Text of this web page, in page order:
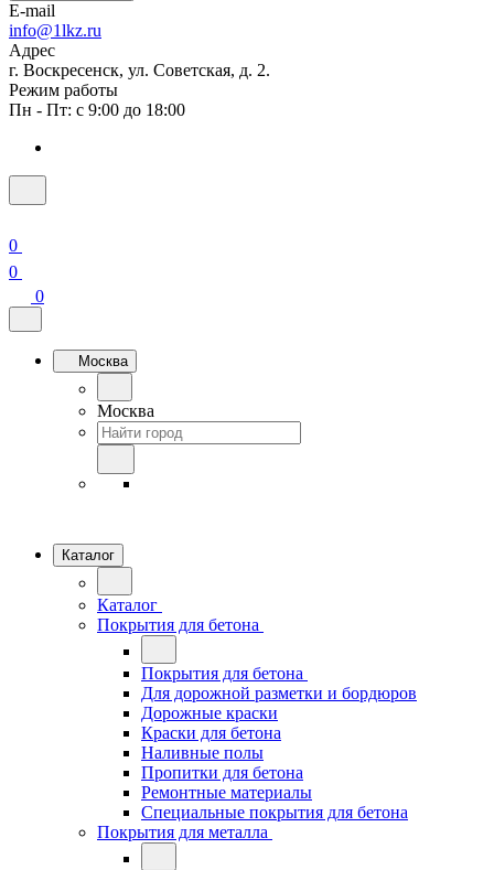
E-mail
info@1lkz.ru
Адрес
г. Воскресенск, ул. Советская, д. 2.
Режим работы
Пн - Пт: с 9:00 до 18:00
0
0
0
Москва
Москва
Каталог
Каталог
Покрытия для бетона
Покрытия для бетона
Для дорожной разметки и бордюров
Дорожные краски
Краски для бетона
Наливные полы
Пропитки для бетона
Ремонтные материалы
Специальные покрытия для бетона
Покрытия для металла